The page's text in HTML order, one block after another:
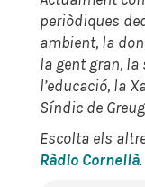
periòdiques
ambient, la
la gent gran,
l’educació, la
Síndic de
Escolta els
Ràdio Cornellà.